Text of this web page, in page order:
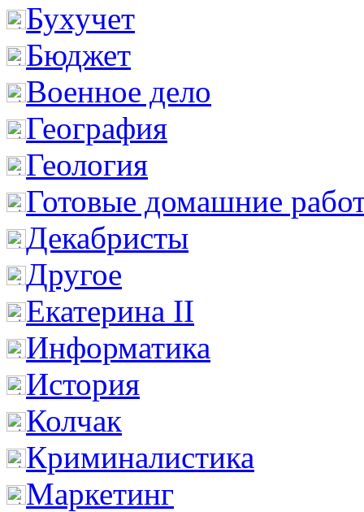
Бухучет
Бюджет
Военное дело
География
Геология
Готовые домашние
Декабристы
Другое
Екатерина II
Информатика
История
Колчак
Криминалистика
Маркетинг